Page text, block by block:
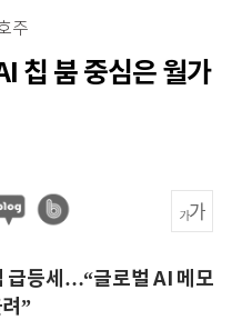
주
칩 붐 중심은 월가
급등세…“글로벌 AI 메모
”